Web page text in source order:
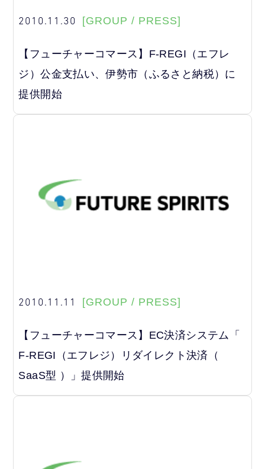
2010.11.30 [GROUP / PRESS]
【フューチャーコマース】F-REGI（エフレ
ジ）公金支払い、伊勢市（ふるさと納税）に
提供開始
2010.11.11 [GROUP / PRESS]
【フューチャーコマース】EC決済システム「
F-REGI（エフレジ）リダイレクト決済（
SaaS型 ）」提供開始